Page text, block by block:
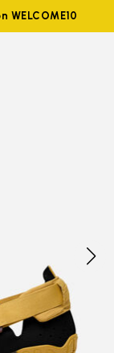
WELCOME10